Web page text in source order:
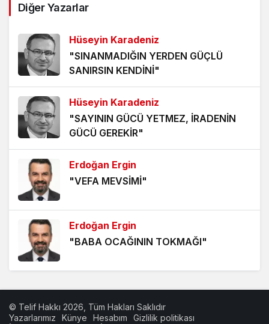
5 yıl önce
ÖLÜMÜ BEKLEMEK
5 yıl önce
HANGİ KAMERAYA BAKALIM?
5 yıl önce
VİZYONER KASTAMONULULAR NEREDESİNİZ?
5 yıl önce
KHK MAĞDURLARI İÇİN IŞIK GÖRÜNDÜ!
5 yıl önce
Diğer Yazarlar
Hüseyin Karadeniz
"SINANMADIĞIN YERDEN GÜÇLÜ
SANIRSIN KENDİNİ"
Hüseyin Karadeniz
"SAYININ GÜCÜ YETMEZ, İRADENİN
GÜCÜ GEREKİR"
Erdoğan Ergin
"VEFA MEVSİMİ"
Erdoğan Ergin
"BABA OCAĞININ TOKMAĞI"
"BİZİ BAŞKALARIYLA
KARIŞTIRMAYIN!"
© Telif Hakkı 2026, Tüm Hakları Saklıdır
Yazarlarımız
Künye Hesabım
Gizlilik politikası